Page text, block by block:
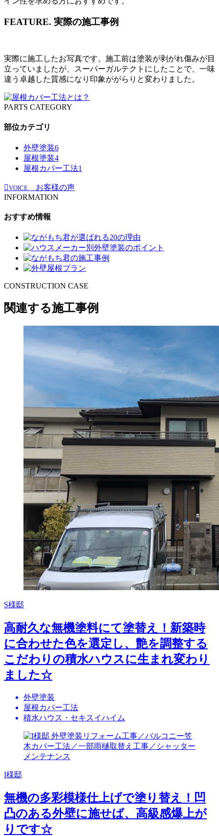
FEATURE. 実際の施工事例
実際に施工したお写真です。施工前は塗装が剥がれ傷みが目
立っていましたが、スーパーガルテクトにしたことで、一味
違う卓越した質感になり印象ががらりと変わりました。
PARTS CATEGORY
部位カテゴリ
外壁塗装6
屋根塗装4
屋根カバー工法1
VOICE
お客様の声
INFORMATION
おすすめ情報
CONSTRUCTION CASE
関連する施工事例
S様邸
高耐久な無機塗料にて塗替え！新築時
に合わせた色を選定し、艶を調整する
こだわりの積水ハウスに生まれ変わり
ました☆
外壁塗装
屋根カバー工法
積水ハウス・セキスイハイム
I様邸
無機の多彩模様仕上げで塗り替え！凹
凸のある外壁に施せば、高級感爆上が
りです☆